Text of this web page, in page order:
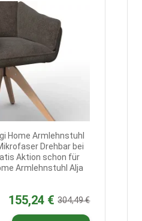
Home Armlehnstuhl
Drehbar bei
Aktion schon für
Armlehnstuhl Alja
155,24 € 304,49 €